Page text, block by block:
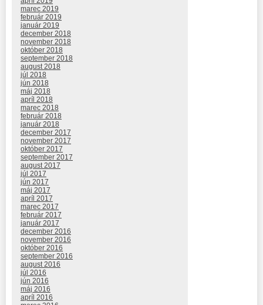
marec 2019
február 2019
január 2019
december 2018
november 2018
október 2018
september 2018
august 2018
júl 2018
jún 2018
máj 2018
apríl 2018
marec 2018
február 2018
január 2018
december 2017
november 2017
október 2017
september 2017
august 2017
júl 2017
jún 2017
máj 2017
apríl 2017
marec 2017
február 2017
január 2017
december 2016
november 2016
október 2016
september 2016
august 2016
júl 2016
jún 2016
máj 2016
apríl 2016